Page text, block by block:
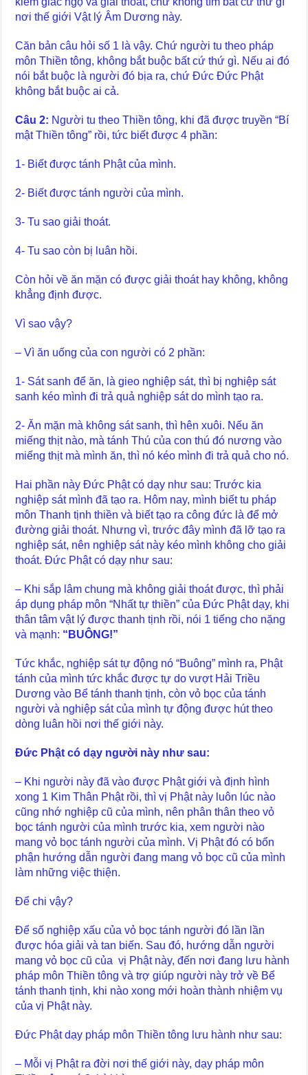
nơi thế giới Vật lý Âm Dương này.
Căn bản câu hỏi số 1 là vậy. Chứ người tu theo pháp
môn Thiền tông, không bắt buộc bất cứ thứ gì. Nếu ai đó
nói bắt buộc là người đó bịa ra, chứ Đức Đức Phật
không bắt buộc ai cả.
Câu 2: Người tu theo Thiền tông, khi đã được truyền “Bí
mật Thiền tông” rồi, tức biết được 4 phần:
1- Biết được tánh Phật của mình.
2- Biết được tánh người của mình.
3- Tu sao giải thoát.
4- Tu sao còn bị luân hồi.
Còn hỏi về ăn mặn có được giải thoát hay không, không
khẳng định được.
Vì sao vậy?
– Vì ăn uống của con người có 2 phần:
1- Sát sanh để ăn, là gieo nghiệp sát, thì bị nghiệp sát
sanh kéo mình đi trả quả nghiệp sát do mình tạo ra.
2- Ăn mặn mà không sát sanh, thì hên xuôi. Nếu ăn
miếng thịt nào, mà tánh Thú của con thú đó nương vào
miếng thịt mà mình ăn, thì nó kéo mình đi trả quả cho nó.
Hai phần này Đức Phật có dạy như sau: Trước kia
nghiệp sát mình đã tạo ra. Hôm nay, mình biết tu pháp
môn Thanh tịnh thiền và biết tạo ra công đức là để mở
đường giải thoát. Nhưng vì, trước đây mình đã lỡ tạo ra
nghiệp sát, nên nghiệp sát này kéo mình không cho giải
thoát. Đức Phật có dạy như sau:
– Khi sắp lâm chung mà không giải thoát được, thì phải
áp dụng pháp môn “Nhất tự thiền” của Đức Phật dạy, khi
thân tâm vật lý được thanh tịnh rồi, nói 1 tiếng cho nặng
và mạnh: “BUÔNG!”
Tức khắc, nghiệp sát tự động nó “Buông” mình ra, Phật
tánh của mình tức khắc được tự do vượt Hải Triều
Dương vào Bể tánh thanh tịnh, còn vỏ bọc của tánh
người và nghiệp sát của mình tự động được hút theo
dòng luân hồi nơi thế giới này.
Đức Phật có dạy người này như sau:
– Khi người này đã vào được Phật giới và định hình
xong 1 Kim Thân Phật rồi, thì vị Phật này luôn lúc nào
cũng nhớ nghiệp cũ của mình, nên phân thân theo vỏ
bọc tánh người của mình trước kia, xem người nào
mang vỏ bọc tánh người của mình. Vị Phật đó có bổn
phận hướng dẫn người đang mang vỏ bọc cũ của mình
làm những việc thiện.
Để chi vậy?
Để số nghiệp xấu của vỏ bọc tánh người đó lần lần
được hóa giải và tan biến. Sau đó, hướng dẫn người
mang vỏ bọc cũ của vị Phật này, đến nơi đang lưu hành
pháp môn Thiền tông và trợ giúp người này trở về Bể
tánh thanh tịnh, khi nào xong mới hoàn thành nhiệm vụ
của vị Phật này.
Đức Phật dạy pháp môn Thiền tông lưu hành như sau:
– Mỗi vị Phật ra đời nơi thế giới này, dạy pháp môn